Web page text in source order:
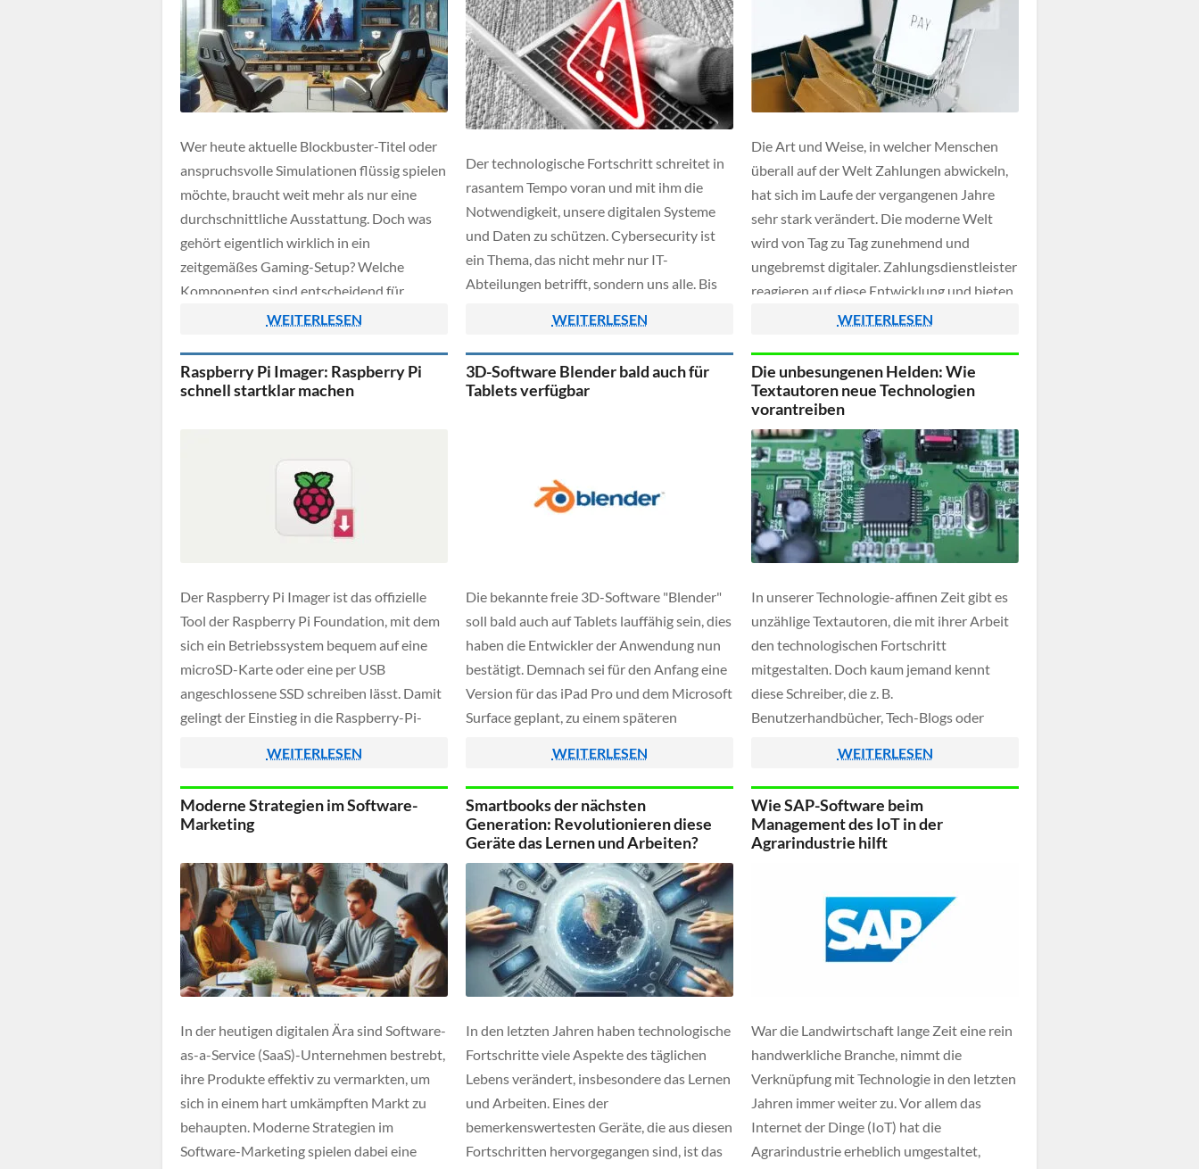
Wer heute aktuelle Blockbuster-Titel oder
anspruchsvolle Simulationen flüssig spielen
möchte, braucht weit mehr als nur eine
durchschnittliche Ausstattung. Doch was
gehört eigentlich wirklich in ein
zeitgemäßes Gaming-Setup? Welche
Komponenten sind entscheidend für
Performance, Bildqualität und
WEITERLESEN
Der technologische Fortschritt schreitet in
rasantem Tempo voran und mit ihm die
Notwendigkeit, unsere digitalen Systeme
und Daten zu schützen. Cybersecurity ist
ein Thema, das nicht mehr nur IT-
Abteilungen betrifft, sondern uns alle. Bis
Softwarelizenzierung und zum Datenschutz
neue Maßstäbe setzen.
WEITERLESEN
Die Art und Weise, in welcher Menschen
überall auf der Welt Zahlungen abwickeln,
hat sich im Laufe der vergangenen Jahre
sehr stark verändert. Die moderne Welt
wird von Tag zu Tag zunehmend und
ungebremst digitaler. Zahlungsdienstleister
reagieren auf diese Entwicklung und bieten
reihenweise Optionen an, sicher und
des Internets abzuwickeln. […]
WEITERLESEN
Raspberry Pi Imager: Raspberry Pi
schnell startklar machen
Der Raspberry Pi Imager ist das offizielle
Tool der Raspberry Pi Foundation, mit dem
sich ein Betriebssystem bequem auf eine
microSD-Karte oder eine per USB
angeschlossene SSD schreiben lässt. Damit
gelingt der Einstieg in die Raspberry-Pi-
zusätzliche Tools von Drittherstellern oder
manueller Eingriffe. Egal du den Pi als
Media Center, kleinen […]
WEITERLESEN
3D-Software Blender bald auch für
Tablets verfügbar
Die bekannte freie 3D-Software "Blender"
soll bald auch auf Tablets lauffähig sein, dies
haben die Entwickler der Anwendung nun
bestätigt. Demnach sei für den Anfang eine
Version für das iPad Pro und dem Microsoft
Surface geplant, zu einem späteren
weitere Tablets aus dem Android-Bereich
folgen.
WEITERLESEN
Die unbesungenen Helden: Wie
Textautoren neue Technologien
vorantreiben
In unserer Technologie-affinen Zeit gibt es
unzählige Textautoren, die mit ihrer Arbeit
den technologischen Fortschritt
mitgestalten. Doch kaum jemand kennt
diese Schreiber, die z. B.
Benutzerhandbücher, Tech-Blogs oder
beleuchtet die Arbeit dieser unbekannten
Technologiehelden und zeigt auf, wie sie mit
ihrer Expertise zur technologischen
Entwicklung beitragen.
WEITERLESEN
Moderne Strategien im Software-
Marketing
In der heutigen digitalen Ära sind Software-
as-a-Service (SaaS)-Unternehmen bestrebt,
ihre Produkte effektiv zu vermarkten, um
sich in einem hart umkämpften Markt zu
behaupten. Moderne Strategien im
Software-Marketing spielen dabei eine
Smartbooks der nächsten
Generation: Revolutionieren diese
Geräte das Lernen und Arbeiten?
In den letzten Jahren haben technologische
Fortschritte viele Aspekte des täglichen
Lebens verändert, insbesondere das Lernen
und Arbeiten. Eines der
bemerkenswertesten Geräte, die aus diesen
Fortschritten hervorgegangen sind, ist das
Wie SAP-Software beim
Management des IoT in der
Agrarindustrie hilft
War die Landwirtschaft lange Zeit eine rein
handwerkliche Branche, nimmt die
Verknüpfung mit Technologie in den letzten
Jahren immer weiter zu. Vor allem das
Internet der Dinge (IoT) hat die
Agrarindustrie erheblich umgestaltet,